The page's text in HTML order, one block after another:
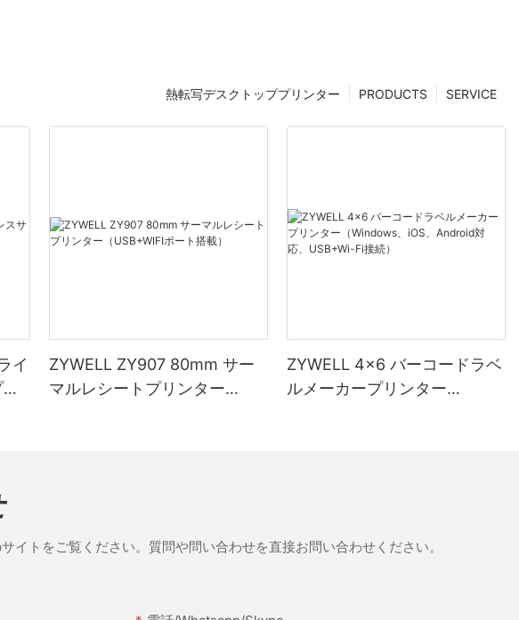
SERVICE
PRODUCTS
熱転写デスクトッププリンター
イ
ZYWELL ZY907 80mm サー
マルレシートプリンター
ZYWELL 4x6 バーコードラベ
ルメーカープリンター
トをご覧ください。質問や問い合わせを直接お問い合わせください。